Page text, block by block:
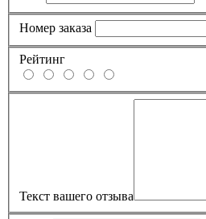
Номер заказа
Рейтинг
Текст вашего отзыва